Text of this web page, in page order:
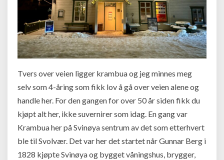
Tvers over veien ligger krambua og jeg minnes meg
selv som 4-åring som fikk lov å gå over veien alene og
handle her. For den gangen for over 50 år siden fikk du
kjøpt alt her, ikke suvernirer som idag. En gang var
Krambua her på Svinøya sentrum av det som etterhvert
ble til Svolvær. Det var her det startet når Gunnar Berg i
1828 kjøpte Svinøya og bygget våningshus, brygger,